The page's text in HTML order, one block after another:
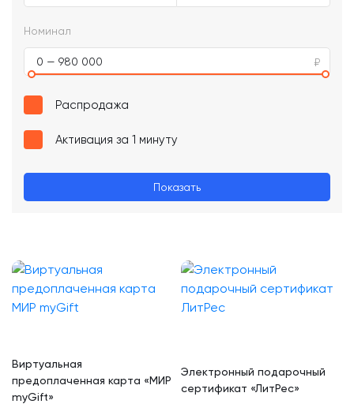
Номинал
0 — 980 000
Распродажа
Активация за 1 минуту
Показать
Виртуальная
предоплаченная карта «МИР
myGift»
Электронный подарочный
сертификат «ЛитРес»